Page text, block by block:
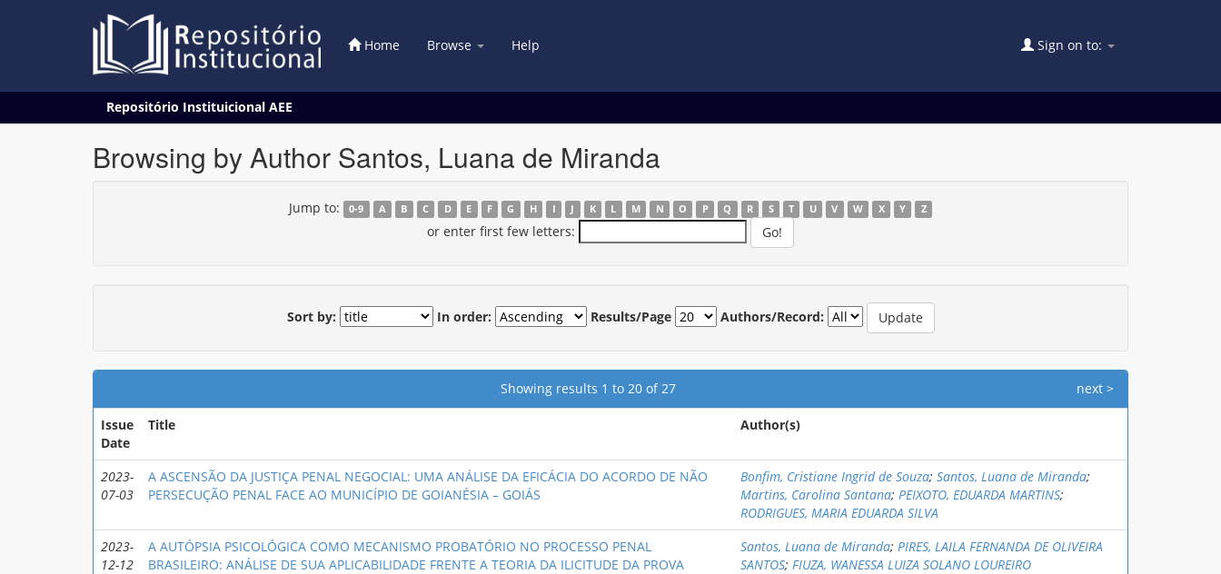
Home Browse Help Sign on to:
Repositório Instituicional AEE
Browsing by Author Santos, Luana de Miranda
Jump to: 0-9 A B C D E F G H I J K L M N O P Q R S T U V W X Y Z
or enter first few letters:
Sort by: In order: Results/Page Authors/Record:
Showing results 1 to 20 of 27 next >
Issue
Date
Title Author(s)
2023-
07-03
A ASCENSÃO DA JUSTIÇA PENAL NEGOCIAL: UMA ANÁLISE DA EFICÁCIA DO ACORDO DE NÃO
PERSECUÇÃO PENAL FACE AO MUNICÍPIO DE GOIANÉSIA – GOIÁS
Bonfim, Cristiane Ingrid de Souza; Santos, Luana de Miranda;
Martins, Carolina Santana; PEIXOTO, EDUARDA MARTINS;
RODRIGUES, MARIA EDUARDA SILVA
2023-
12-12
A AUTÓPSIA PSICOLÓGICA COMO MECANISMO PROBATÓRIO NO PROCESSO PENAL
BRASILEIRO: ANÁLISE DE SUA APLICABILIDADE FRENTE A TEORIA DA ILICITUDE DA PROVA
Santos, Luana de Miranda; PIRES, LAILA FERNANDA DE OLIVEIRA
SANTOS; FIUZA, WANESSA LUIZA SOLANO LOUREIRO